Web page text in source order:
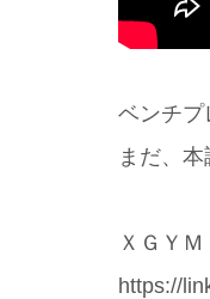
ベンチプ
まだ、
ＸＧＹ
https://